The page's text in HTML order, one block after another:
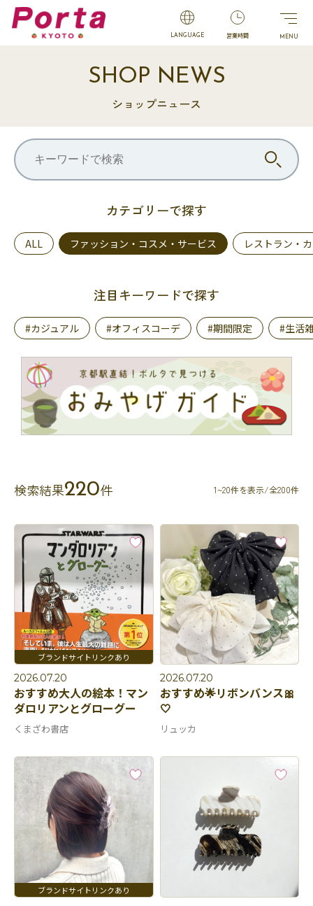
LANGUAGE 営業時間
SHOP NEWS
ショップニュース
カテゴリーで探す
ALL ファッション・コスメ・サービス レストラン・
注目キーワードで探す
#カジュアル #オフィスコーデ #期間限定 #生活
検索結果220件 1~20件を表示/全200件
2026.07.20
おすすめ大人の絵本！マン
ダロリアンとグローグー
くまざわ書店
2026.07.20
おすすめ🌟リボンバンス🎀
🤍
リュッカ